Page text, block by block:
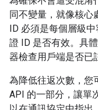
同不變量，就像核心
ID 必須是每個層級
證 ID 是否有效。具
器檢查用戶端是否已
為降低往返次數，您
API 的一部分，讓單